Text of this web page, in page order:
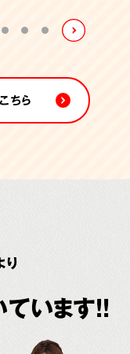
ちら
り
ています!!